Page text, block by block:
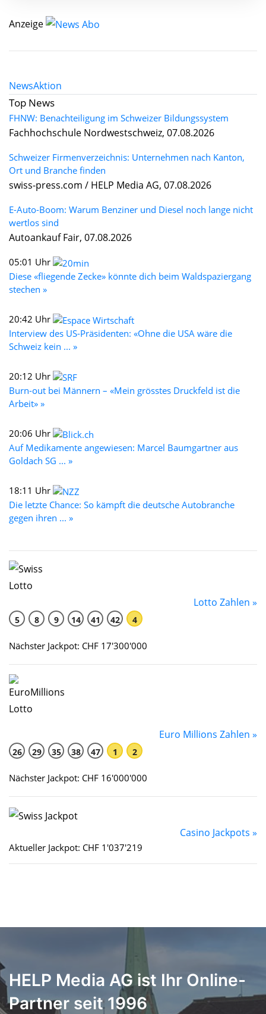
Anzeige
NewsAktion
Top News
FHNW: Benachteiligung im Schweizer Bildungssystem
Fachhochschule Nordwestschweiz, 07.08.2026
Schweizer Firmenverzeichnis: Unternehmen nach Kanton,
Ort und Branche finden
swiss-press.com / HELP Media AG, 07.08.2026
E-Auto-Boom: Warum Benziner und Diesel noch lange nicht
wertlos sind
Autoankauf Fair, 07.08.2026
05:01 Uhr
Diese «fliegende Zecke» könnte dich beim Waldspaziergang
stechen »
20:42 Uhr
Interview des US-Präsidenten: «Ohne die USA wäre die
Schweiz kein ... »
20:12 Uhr
Burn-out bei Männern – «Mein grösstes Druckfeld ist die
Arbeit» »
20:06 Uhr
Auf Medikamente angewiesen: Marcel Baumgartner aus
Goldach SG ... »
18:11 Uhr
Die letzte Chance: So kämpft die deutsche Autobranche
gegen ihren ... »
Lotto Zahlen »
5 8 9 14 41 42 4
Nächster Jackpot: CHF 17'300'000
Euro Millions Zahlen »
26 29 35 38 47 1 2
Nächster Jackpot: CHF 16'000'000
Casino Jackpots »
Aktueller Jackpot: CHF 1'037'219
HELP Media AG ist Ihr Online-
Partner seit 1996